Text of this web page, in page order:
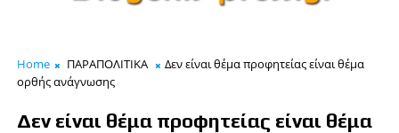
Home ΠΑΡΑΠΟΛΙΤΙΚΑ
Δεν είναι θέμα προφητείας είναι θέμα
ορθής ανάγνωσης
Δεν είναι θέμα προφητείας είναι θέμα